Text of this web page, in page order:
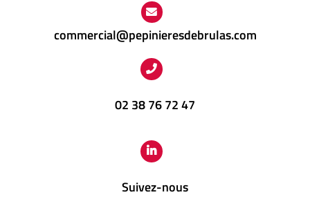
commercial@pepinieresdebrulas.com
02 38 76 72 47
Suivez-nous